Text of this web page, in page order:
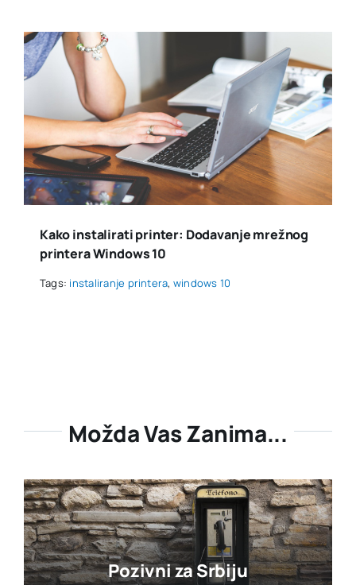
Kako instalirati printer: Dodavanje mrežnog
printera Windows 10
Tags: instaliranje printera, windows 10
Možda Vas Zanima...
Pozivni za Srbiju